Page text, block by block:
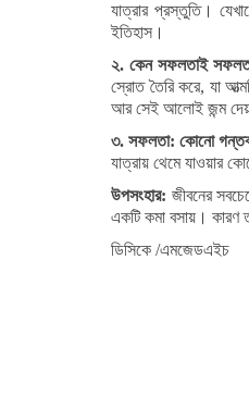
যাত্রার প্রস্তুতি।
ইতিহাস।
২. কেন সফলতাই
স্রোত তৈরি করে, যা
আর সেই আলোই জন্ম দেয়
৩. সফলতা: কোনো
যাত্রায় থেমে যাওয়ার
উপসংহার: জীবনের
একটি কমা বসায়। কারণ
ডিসিকে /এমজেডএইচ